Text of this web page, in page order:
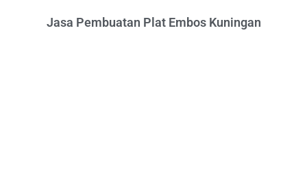
Jasa Pembuatan Plat Embos Kuningan